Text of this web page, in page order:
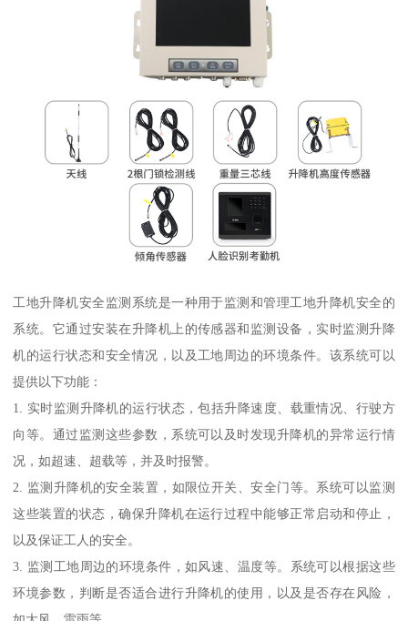
工地升降机安全监测系统是一种用于监测和管理工地升降机安全的
系统。它通过安装在升降机上的传感器和监测设备，实时监测升降
机的运行状态和安全情况，以及工地周边的环境条件。该系统可以
提供以下功能：
1. 实时监测升降机的运行状态，包括升降速度、载重情况、行驶方
向等。通过监测这些参数，系统可以及时发现升降机的异常运行情
况，如超速、超载等，并及时报警。
2. 监测升降机的安全装置，如限位开关、安全门等。系统可以监测
这些装置的状态，确保升降机在运行过程中能够正常启动和停止，
以及保证工人的安全。
3. 监测工地周边的环境条件，如风速、温度等。系统可以根据这些
环境参数，判断是否适合进行升降机的使用，以及是否存在风险，